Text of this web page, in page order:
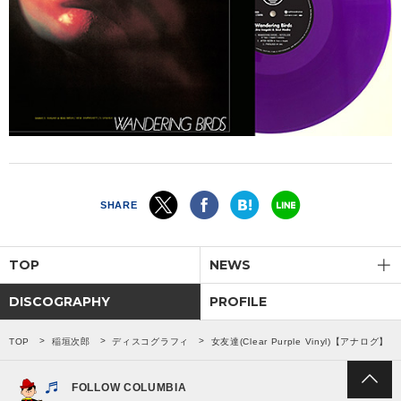
SHARE
TOP NEWS
DISCOGRAPHY PROFILE
TOP 稲垣次郎 ディスコグラフィ 女友達(Clear Purple Vinyl)【アナログ】
FOLLOW COLUMBIA